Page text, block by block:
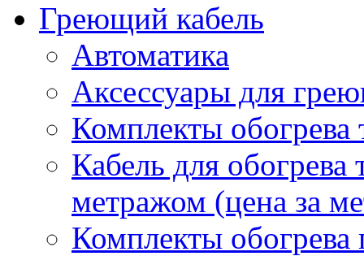
Греющий кабель
Автоматика
Аксессуары для
Комплекты обогрева
Кабель для обогрева
метражом (цена за
Комплекты обогрева